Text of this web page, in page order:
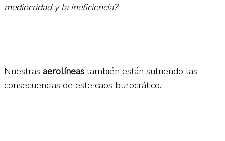
mediocridad y la ineficiencia?
Nuestras aerolíneas también están sufriendo las
consecuencias de este caos burocrático.